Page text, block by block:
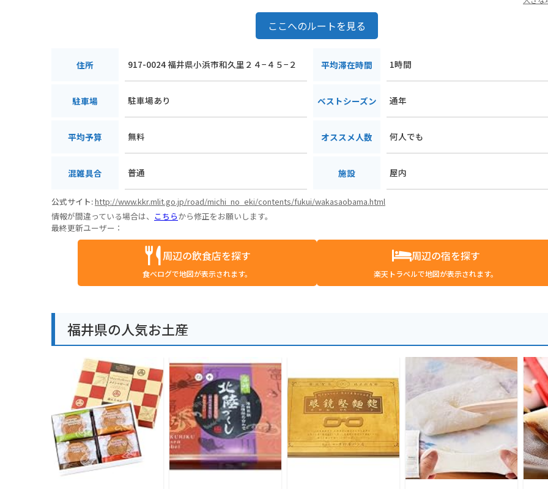
ここへのルートを見る
住所 917-0024 福井県小浜市和久里２４−４５−２ 平均滞在時間 1時間
駐車場 駐車場あり ベストシーズン 通年
平均予算 無料 オススメ人数 何人でも
混雑具合 普通 施設 屋内
公式サイト:http://www.kkr.mlit.go.jp/road/michi_no_eki/contents/fukui/wakasaobama.html
情報が間違っている場合は、 こちらから修正をお願いします。
最終更新ユーザー：
周辺の飲食店を探す
食べログで地図が表示されます。
周辺の宿を探す
楽天トラベルで地図が表示されます。
福井県の人気お土産